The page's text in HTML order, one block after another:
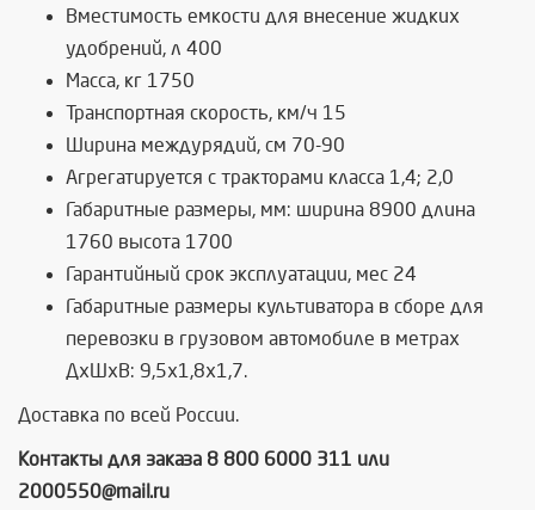
Вместимость емкости для внесение жидких
удобрений, л 400
Масса, кг 1750
Транспортная скорость, км/ч 15
Ширина междурядий, см 70-90
Агрегатируется с тракторами класса 1,4; 2,0
Габаритные размеры, мм: ширина 8900 длина
1760 высота 1700
Гарантийный срок эксплуатации, мес 24
Габаритные размеры культиватора в сборе для
перевозки в грузовом автомобиле в метрах
ДхШхВ: 9,5х1,8х1,7.
Доставка по всей России.
Контакты для заказа 8 800 6000 311 или
2000550@mail.ru